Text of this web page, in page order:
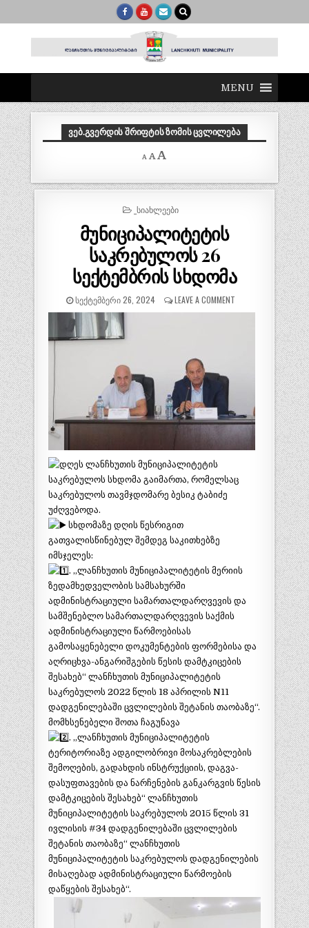
MENU
ᲕᲔᲑ.ᲒᲕᲔᲠᲓᲘᲡ ᲨᲠᲘᲤᲢᲘᲡ ᲖᲝᲛᲘᲡ ᲪᲕᲚᲘᲚᲔᲑᲐ
A
Decrease
font
A Reset
A
size.
POSTED
_ᲡᲘᲐᲮᲚᲔᲔᲑᲘ
მუნიციპალიტეტის
საკრებულოს 26
სექტემბრის სხდომა
ᲡᲔᲥᲢᲔᲛᲑᲔᲠᲘ 26, 2024 LEAVE A COMMENT
დღეს ლანჩხუთის მუნიციპალიტეტის
საკრებულოს სხდომა გაიმართა, რომელსაც
საკრებულოს თავმჯდომარე ბესიკ ტაბიძე
უძღვებოდა.
სხდომაზე დღის წესრიგით
გათვალისწინებულ შემდეგ საკითხებზე
იმსჯელეს:
. „ლანჩხუთის მუნიციპალიტეტის მერიის
ზედამხედველობის სამსახურში
ადმინისტრაციული სამართალდარღვევის და
სამშენებლო სამართალდარღვევის საქმის
ადმინისტრაციული წარმოებისას
გამოსაყენებელი დოკუმენტების ფორმებისა და
აღრიცხვა-ანგარიშგების წესის დამტკიცების
შესახებ“ ლანჩხუთის მუნიციპალიტეტის
საკრებულოს 2022 წლის 18 აპრილის N11
დადგენილებაში ცვლილების შეტანის თაობაზე“.
მომხსენებელი შოთა ჩაგუნავა
. „ლანჩხუთის მუნიციპალიტეტის
ტერიტორიაზე ადგილობრივი მოსაკრებლების
შემოღების, გადახდის ინსტრუქციის, დაგვა-
დასუფთავების და ნარჩენების განკარგვის წესის
დამტკიცების შესახებ“ ლანჩხუთის
მუნიციპალიტეტის საკრებულოს 2015 წლის 31
ივლისის #34 დადგენილებაში ცვლილების
შეტანის თაობაზე“ ლანჩხუთის
მუნიციპალიტეტის საკრებულოს დადგენილების
მისაღებად ადმინისტრაციული წარმოების
დაწყების შესახებ“.